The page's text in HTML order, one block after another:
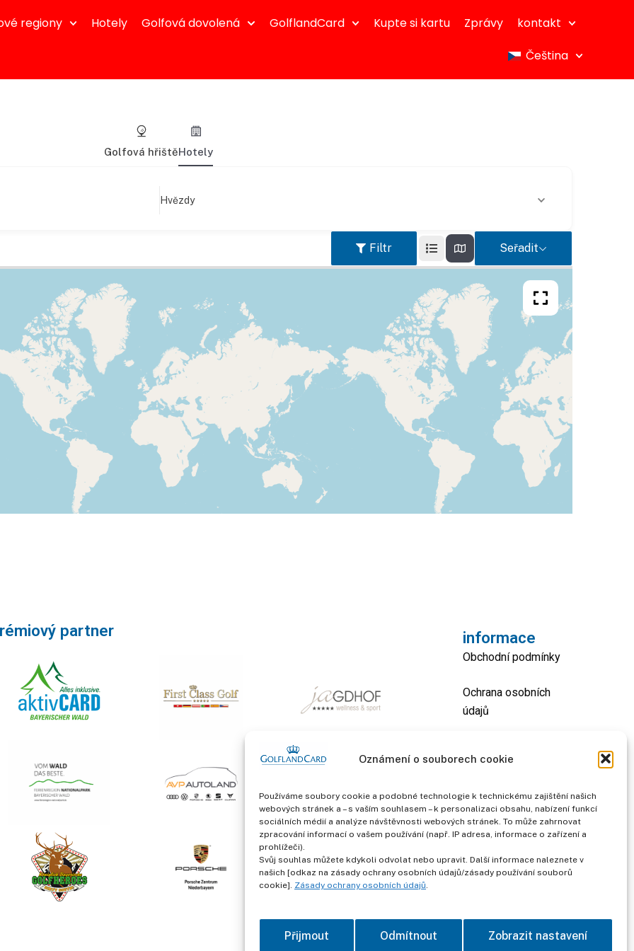
Oznámení o souborech cookie
Používáme soubory cookie a podobné technologie k technickému zajištění našich
webových stránek a – s vaším souhlasem – k personalizaci obsahu, nabízení funkcí
sociálních médií a analýze návštěvnosti webových stránek. To může zahrnovat
zpracování informací o vašem používání (např. IP adresa, informace o zařízení a
prohlížeči).
Svůj souhlas můžete kdykoli odvolat nebo upravit. Další informace naleznete v
našich [odkaz na zásady ochrany osobních údajů/zásady používání souborů
cookie]. Zásady ochrany osobních údajů.
Přijmout Odmítnout Zobrazit nastavení
regiony Hotely Golfová dovolená GolflandCard Kupte si kartu Zprávy
kontakt
Čeština
Golfová hřištěHotely
Hvězdy
Filtr Seřadit
partner informace
Obchodní podmínky
Ochrana osobních
údajů